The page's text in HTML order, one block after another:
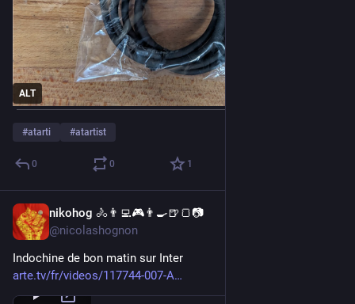
ALT
#atarti #atartist
0 0 1
nikohog 🚴👨‍💻🎮👨‍🍳🍺🍞📷
@nicolashognon
Indochine de bon matin sur Inter
arte.tv/fr/videos/117744-007-A